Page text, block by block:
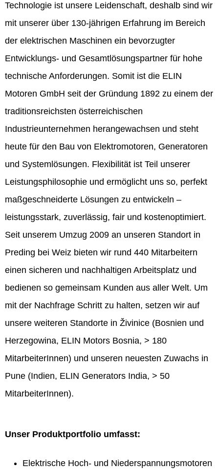
Technologie ist unsere Leidenschaft, deshalb sind wir
mit unserer über 130-jährigen Erfahrung im Bereich
der elektrischen Maschinen ein bevorzugter
Entwicklungs- und Gesamtlösungspartner für hohe
technische Anforderungen. Somit ist die ELIN
Motoren GmbH seit der Gründung 1892 zu einem der
traditionsreichsten österreichischen
Industrieunternehmen herangewachsen und steht
heute für den Bau von Elektromotoren, Generatoren
und Systemlösungen. Flexibilität ist Teil unserer
Leistungsphilosophie und ermöglicht uns so, perfekt
maßgeschneiderte Lösungen zu entwickeln –
leistungsstark, zuverlässig, fair und kostenoptimiert.
Seit unserem Umzug 2009 an unseren Standort in
Preding bei Weiz bieten wir rund 440 Mitarbeitern
einen sicheren und nachhaltigen Arbeitsplatz und
bedienen so gemeinsam Kunden aus aller Welt. Um
mit der Nachfrage Schritt zu halten, setzen wir auf
unsere weiteren Standorte in Živinice (Bosnien und
Herzegowina, ELIN Motors Bosnia, > 180
MitarbeiterInnen) und unseren neuesten Zuwachs in
Pune (Indien, ELIN Generators India, > 50
MitarbeiterInnen).
Unser Produktportfolio umfasst:
Elektrische Hoch- und Niederspannungsmotoren